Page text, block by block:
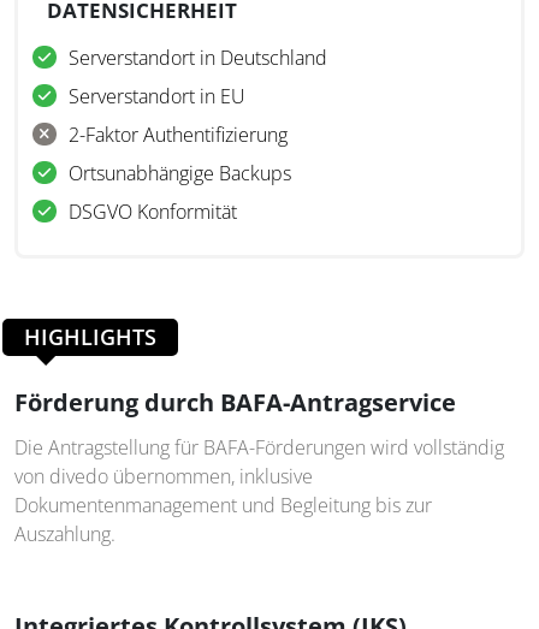
DATENSICHERHEIT
Serverstandort in Deutschland
Serverstandort in EU
2-Faktor Authentifizierung
Ortsunabhängige Backups
DSGVO Konformität
HIGHLIGHTS
Förderung durch BAFA-Antragservice
Die Antragstellung für BAFA-Förderungen wird vollständig
von divedo übernommen, inklusive
Dokumentenmanagement und Begleitung bis zur
Auszahlung.